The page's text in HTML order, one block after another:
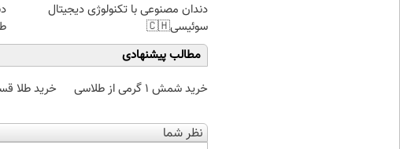
دندان مصنوعی با تکنولوژی دیجیتال
سوئیسی🇨🇭
مطالب پیشنهادی
خرید شمش 1 گرمی از طلاسی
خرید طلا
نظر شما